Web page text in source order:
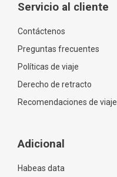
Servicio al cliente
Contáctenos
Preguntas frecuentes
Políticas de viaje
Derecho de retracto
Recomendaciones de viaje
Adicional
Habeas data